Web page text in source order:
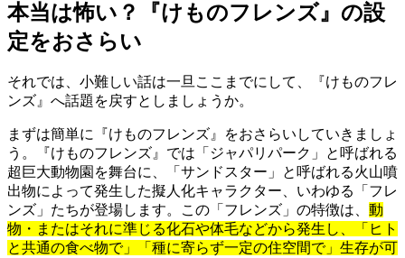
本当は怖い？『けものフレンズ』の設
定をおさらい
それでは、小難しい話は一旦ここまでにして、『けものフレ
ンズ』へ話題を戻すとしましょうか。
まずは簡単に『けものフレンズ』をおさらいしていきましょ
う。『けものフレンズ』では「ジャパリパーク」と呼ばれる
超巨大動物園を舞台に、「サンドスター」と呼ばれる火山噴
出物によって発生した擬人化キャラクター、いわゆる「フレ
ンズ」たちが登場します。この「フレンズ」の特徴は、 動
物・またはそれに準じる化石や体毛などから発生し、「ヒト
と共通の食べ物で」「種に寄らず一定の住空間で」生存が可